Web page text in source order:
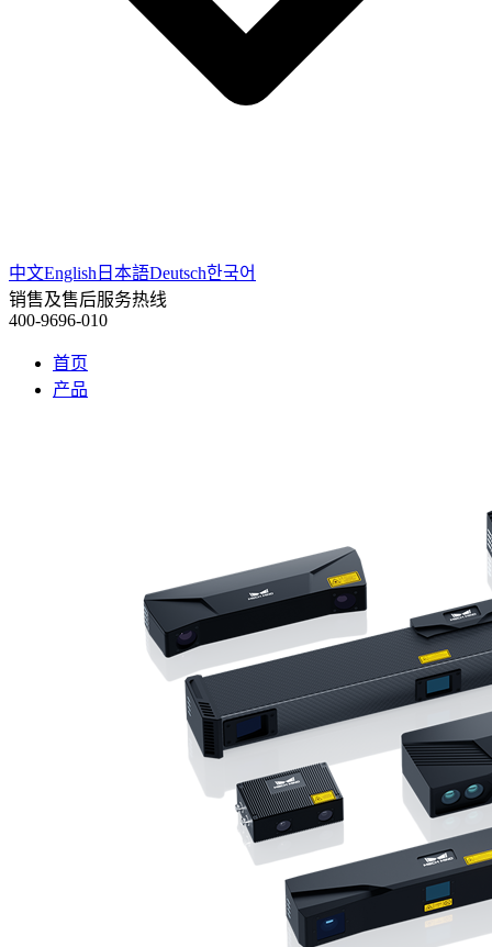
中文English 日本語Deutsch한국어
销售及售后服务热线
400-9696-010
首页
产品